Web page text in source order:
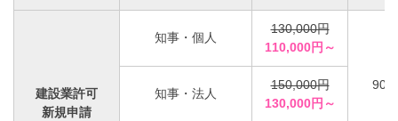
建設業許可
新規申請
知事・個人
130,000円
110,000円～
知事・法人
150,000円
130,000円～